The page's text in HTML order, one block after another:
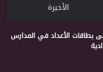
الأخيرة
بطاقات الأعداد في المدارس